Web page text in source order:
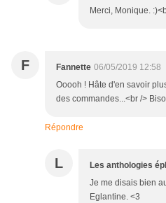
Merci, Monique.
F Fannette 06/05/2019 12:58
Ooooh ! Hâte d'en savoir
des commandes...<br />
Répondre
L Les anthologies
Je me disais bien
Eglantine. <3